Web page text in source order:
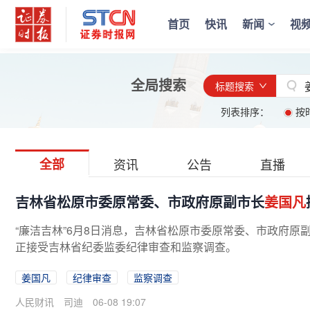
首页 快讯 新闻 视
全局搜索
标题搜索
列表排序：
按
全部 资讯 公告 直播
吉林省松原市委原常委、市政府原副市长姜国凡
“廉洁吉林”6月8日消息，吉林省松原市委原常委、市政府原
正接受吉林省纪委监委纪律审查和监察调查。
姜国凡 纪律审查
监察调查
人民财讯
司迪 06-08 19:07